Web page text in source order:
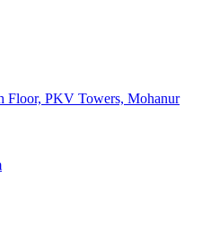
Floor, PKV Towers, Mohanur